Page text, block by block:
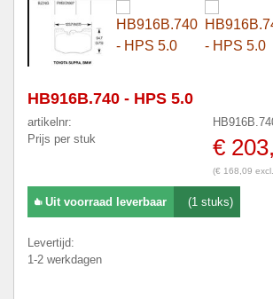
HB916B.740 - HPS 5.0
artikelnr:
Prijs per stuk
€
(€ 168,09
Uit voorraad leverbaar (1 stuks)
Levertijd:
1-2 werkdagen